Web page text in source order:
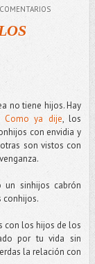
no tiene hijos. Hay
Como ya dije, los
con envidia y
son vistos con
sinhijos cabrón
conhijos.
con los hijos de los
por tu vida sin
la relación con